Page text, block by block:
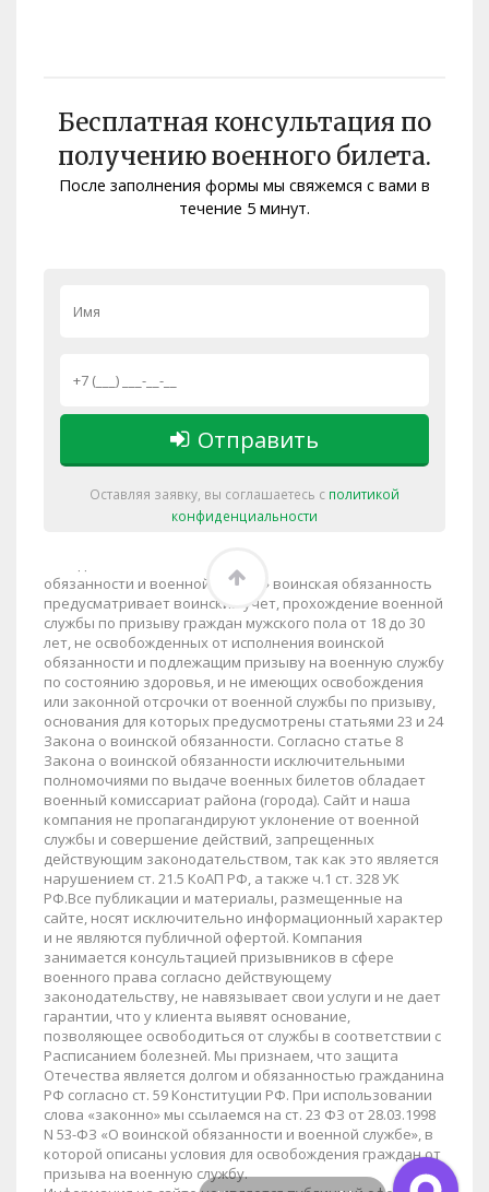
Бесплатная консультация по
получению военного билета.
После заполнения формы мы свяжемся с вами в
течение 5 минут.
Отправить
Оставляя заявку, вы соглашаетесь с политикой
конфиденциальности
Помощь призывникам
2013-2026.г. Люберцы,Октябрьский пр-т, д. 125 ,
8-800-600-31-57
Важно! Решение об освобождении, призыве на военную
службу или предоставлении отсрочки от исполнения
воинской обязанности принимается исключительно
обязанности и военной службе» воинская обязанность
предусматривает воинский учет, прохождение военной
службы по призыву граждан мужского пола от 18 до 30
лет, не освобожденных от исполнения воинской
обязанности и подлежащим призыву на военную службу
по состоянию здоровья, и не имеющих освобождения
или законной отсрочки от военной службы по призыву,
основания для которых предусмотрены статьями 23 и 24
Закона о воинской обязанности. Согласно статье 8
Закона о воинской обязанности исключительными
полномочиями по выдаче военных билетов обладает
военный комиссариат района (города). Сайт и наша
компания не пропагандируют уклонение от военной
службы и совершение действий, запрещенных
действующим законодательством, так как это является
нарушением ст. 21.5 КоАП РФ, а также ч.1 ст. 328 УК
РФ.Все публикации и материалы, размещенные на
сайте, носят исключительно информационный характер
и не являются публичной офертой. Компания
занимается консультацией призывников в сфере
военного права согласно действующему
законодательству, не навязывает свои услуги и не дает
гарантии, что у клиента выявят основание,
позволяющее освободиться от службы в соответствии с
Расписанием болезней. Мы признаем, что защита
Отечества является долгом и обязанностью гражданина
РФ согласно ст. 59 Конституции РФ. При использовании
слова «законно» мы ссылаемся на ст. 23 ФЗ от 28.03.1998
N 53-ФЗ «О воинской обязанности и военной службе», в
которой описаны условия для освобождения граждан от
призыва на военную службу.